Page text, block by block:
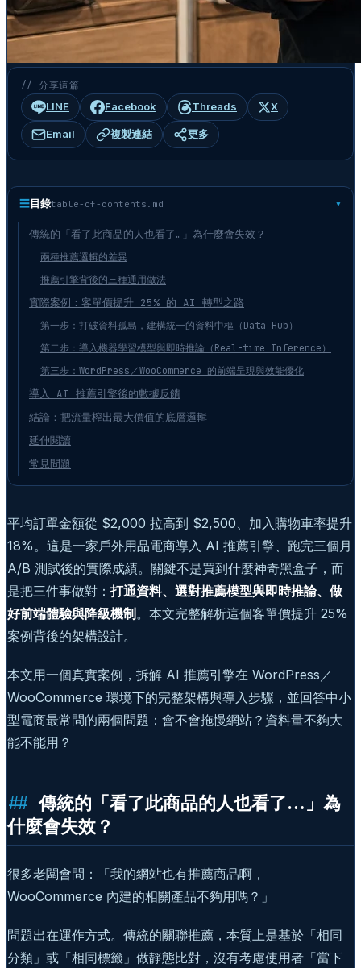
// 分享這篇
LINE Facebook Threads X
Email 複製連結 更多
☰目錄table-of-contents.md
傳統的「看了此商品的人也看了…」為什麼會失效？
兩種推薦邏輯的差異
推薦引擎背後的三種通用做法
實際案例：客單價提升 25% 的 AI 轉型之路
第一步：打破資料孤島，建構統一的資料中樞（Data Hub）
第二步：導入機器學習模型與即時推論（Real-time Inference）
第三步：WordPress／WooCommerce 的前端呈現與效能優化
導入 AI 推薦引擎後的數據反饋
結論：把流量榨出最大價值的底層邏輯
延伸閱讀
常見問題
平均訂單金額從 $2,000 拉高到 $2,500、加入購物車率提升
18%。這是一家戶外用品電商導入 AI 推薦引擎、跑完三個月
A/B 測試後的實際成績。關鍵不是買到什麼神奇黑盒子，而
是把三件事做對：打通資料、選對推薦模型與即時推論、做
好前端體驗與降級機制。本文完整解析這個客單價提升 25%
案例背後的架構設計。
本文用一個真實案例，拆解 AI 推薦引擎在 WordPress／
WooCommerce 環境下的完整架構與導入步驟，並回答中小
型電商最常問的兩個問題：會不會拖慢網站？資料量不夠大
能不能用？
傳統的「看了此商品的人也看了…」為
什麼會失效？
很多老闆會問：「我的網站也有推薦商品啊，
WooCommerce 內建的相關產品不夠用嗎？」
問題出在運作方式。傳統的關聯推薦，本質上是基於「相同
分類」或「相同標籤」做靜態比對，沒有考慮使用者「當下